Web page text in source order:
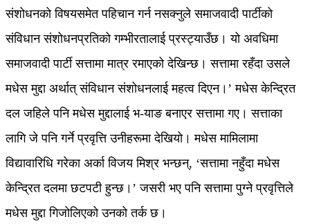
संशोधनको विषयसमेत पहिचान गर्न नसक्नुले समाजवादी पार्टीको
संविधान संशोधनप्रतिको गम्भीरतालाई प्रस्ट्याउँछ। यो अवधिमा
समाजवादी पार्टी सत्तामा मात्र रमाएको देखिन्छ। सत्तामा रहँदा उसले
मधेस मुद्दा अर्थात् संविधान संशोधनलाई महत्व दिएन।’ मधेस केन्द्रित
दल जहिले पनि मधेस मुद्दालाई भ-याङ बनाएर सत्तामा गए। सत्ताका
लागि जे पनि गर्ने प्रवृत्ति उनीहरूमा देखियो। मधेस मामिलामा
विद्यावारिधि गरेका अर्का विजय मिश्र भन्छन्, ‘सत्तामा नहुँदा मधेस
केन्द्रित दलमा छटपटी हुन्छ।’ जसरी भए पनि सत्तामा पुग्ने प्रवृत्तिले
मधेस मुद्दा गिजोलिएको उनको तर्क छ।